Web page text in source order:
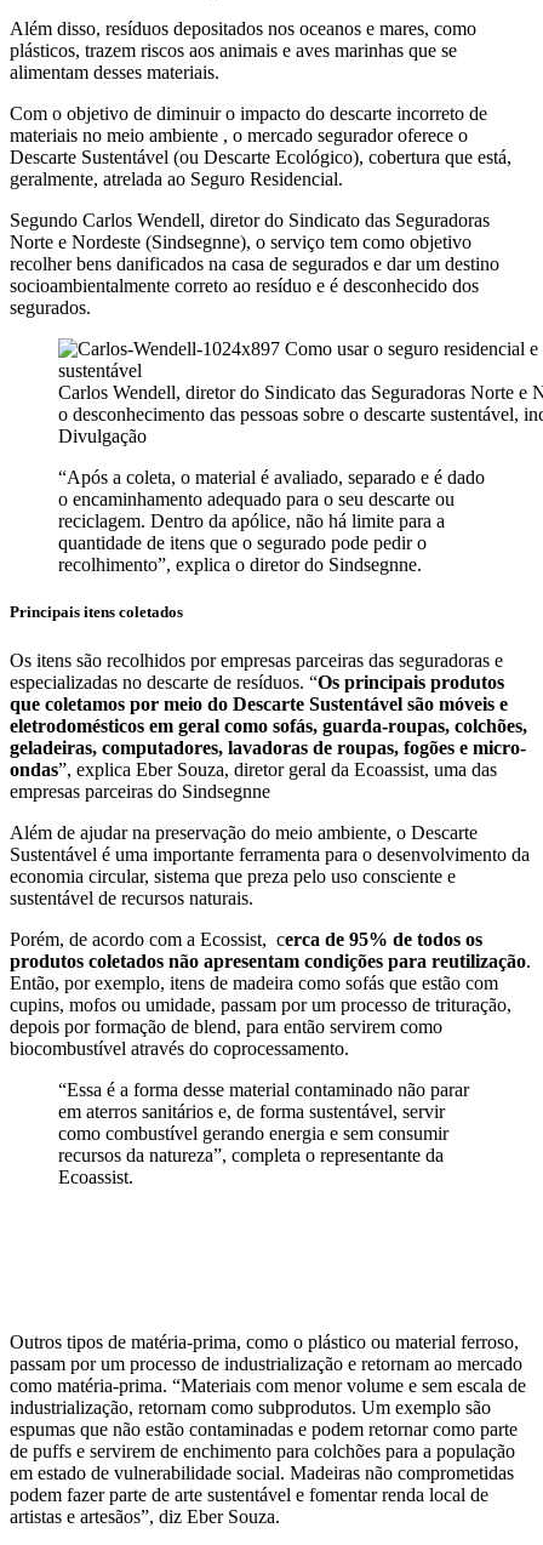
Além disso, resíduos depositados nos oceanos e mares, como
plásticos, trazem riscos aos animais e aves marinhas que se
alimentam desses materiais.
Com o objetivo de diminuir o impacto do descarte incorreto de
materiais no meio ambiente , o mercado segurador oferece o
Descarte Sustentável (ou Descarte Ecológico), cobertura que está,
geralmente, atrelada ao Seguro Residencial.
Segundo Carlos Wendell, diretor do Sindicato das Seguradoras
Norte e Nordeste (Sindsegnne), o serviço tem como objetivo
recolher bens danificados na casa de segurados e dar um destino
socioambientalmente correto ao resíduo e é desconhecido dos
segurados.
Carlos Wendell, diretor do Sindicato das Seguradoras Norte e
o desconhecimento das pessoas sobre o descarte sustentável,
Divulgação
“Após a coleta, o material é avaliado, separado e é dado
o encaminhamento adequado para o seu descarte ou
reciclagem. Dentro da apólice, não há limite para a
quantidade de itens que o segurado pode pedir o
recolhimento”, explica o diretor do Sindsegnne.
Principais itens coletados
Os itens são recolhidos por empresas parceiras das seguradoras e
especializadas no descarte de resíduos. “Os principais produtos
que coletamos por meio do Descarte Sustentável são móveis e
eletrodomésticos em geral como sofás, guarda-roupas, colchões,
geladeiras, computadores, lavadoras de roupas, fogões e micro-
ondas”, explica Eber Souza, diretor geral da Ecoassist, uma das
empresas parceiras do Sindsegnne
Além de ajudar na preservação do meio ambiente, o Descarte
Sustentável é uma importante ferramenta para o desenvolvimento da
economia circular, sistema que preza pelo uso consciente e
sustentável de recursos naturais.
Porém, de acordo com a Ecossist, cerca de 95% de todos os
produtos coletados não apresentam condições para reutilização.
Então, por exemplo, itens de madeira como sofás que estão com
cupins, mofos ou umidade, passam por um processo de trituração,
depois por formação de blend, para então servirem como
biocombustível através do coprocessamento.
“Essa é a forma desse material contaminado não parar
em aterros sanitários e, de forma sustentável, servir
como combustível gerando energia e sem consumir
recursos da natureza”, completa o representante da
Ecoassist.
Outros tipos de matéria-prima, como o plástico ou material ferroso,
passam por um processo de industrialização e retornam ao mercado
como matéria-prima. “Materiais com menor volume e sem escala de
industrialização, retornam como subprodutos. Um exemplo são
espumas que não estão contaminadas e podem retornar como parte
de puffs e servirem de enchimento para colchões para a população
em estado de vulnerabilidade social. Madeiras não comprometidas
podem fazer parte de arte sustentável e fomentar renda local de
artistas e artesãos”, diz Eber Souza.